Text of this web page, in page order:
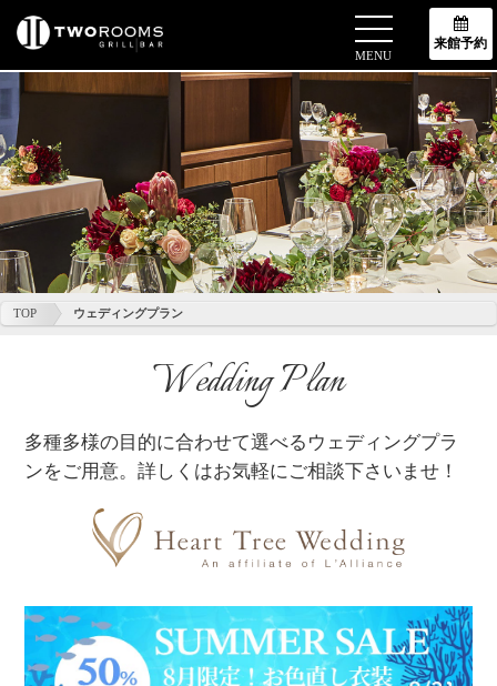
MENU
来館予約
TOP ウェディングプラン
Wedding Plan
多種多様の目的に合わせて選べるウェディングプラ
ンをご用意。詳しくはお気軽にご相談下さいませ！